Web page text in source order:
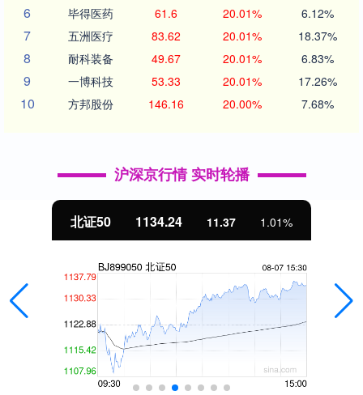
6 毕得医药 61.6 20.01% 6.12%
7 五洲医疗 83.62 20.01% 18.37%
8 耐科装备 49.67 20.01% 6.83%
9 一博科技 53.33 20.01% 17.26%
10 方邦股份 146.16 20.00% 7.68%
沪深京行情 实时轮播
北证50 1134.24 11.37 1.01%